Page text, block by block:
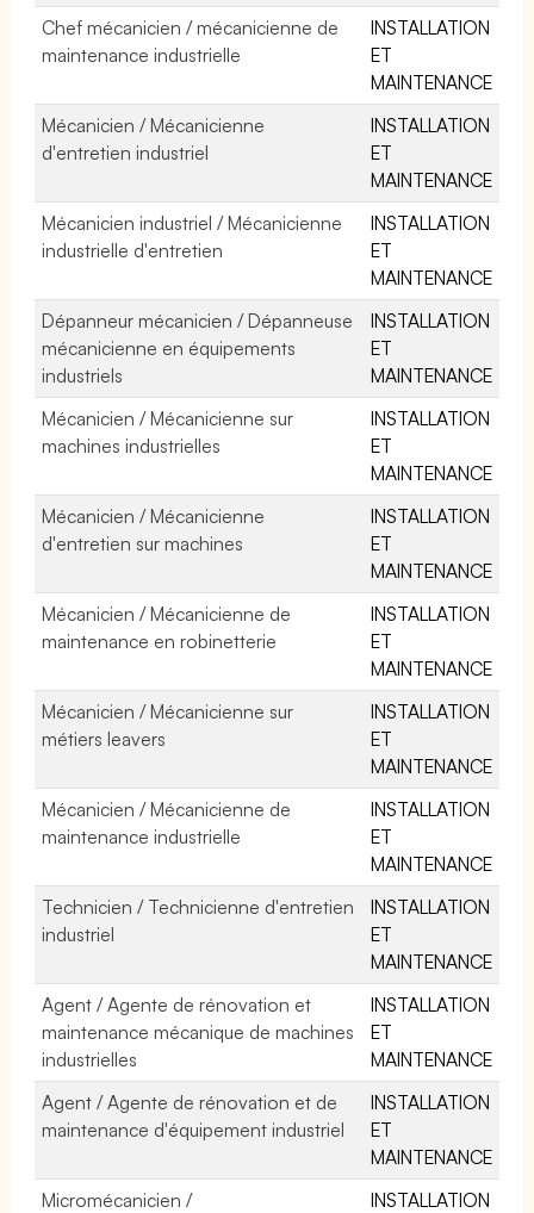
Chef mécanicien / mécanicienne de
maintenance industrielle
INSTALLATION
ET
MAINTENANCE
Mécanicien / Mécanicienne
d'entretien industriel
INSTALLATION
ET
MAINTENANCE
Mécanicien industriel / Mécanicienne
industrielle d'entretien
INSTALLATION
ET
MAINTENANCE
Dépanneur mécanicien / Dépanneuse
mécanicienne en équipements
industriels
INSTALLATION
ET
MAINTENANCE
Mécanicien / Mécanicienne sur
machines industrielles
INSTALLATION
ET
MAINTENANCE
Mécanicien / Mécanicienne
d'entretien sur machines
INSTALLATION
ET
MAINTENANCE
Mécanicien / Mécanicienne de
maintenance en robinetterie
INSTALLATION
ET
MAINTENANCE
Mécanicien / Mécanicienne sur
métiers leavers
INSTALLATION
ET
MAINTENANCE
Mécanicien / Mécanicienne de
maintenance industrielle
INSTALLATION
ET
MAINTENANCE
Technicien / Technicienne d'entretien
industriel
INSTALLATION
ET
MAINTENANCE
Agent / Agente de rénovation et
maintenance mécanique de machines
industrielles
INSTALLATION
ET
MAINTENANCE
Agent / Agente de rénovation et de
maintenance d'équipement industriel
INSTALLATION
ET
MAINTENANCE
Micromécanicien /
INSTALLATION